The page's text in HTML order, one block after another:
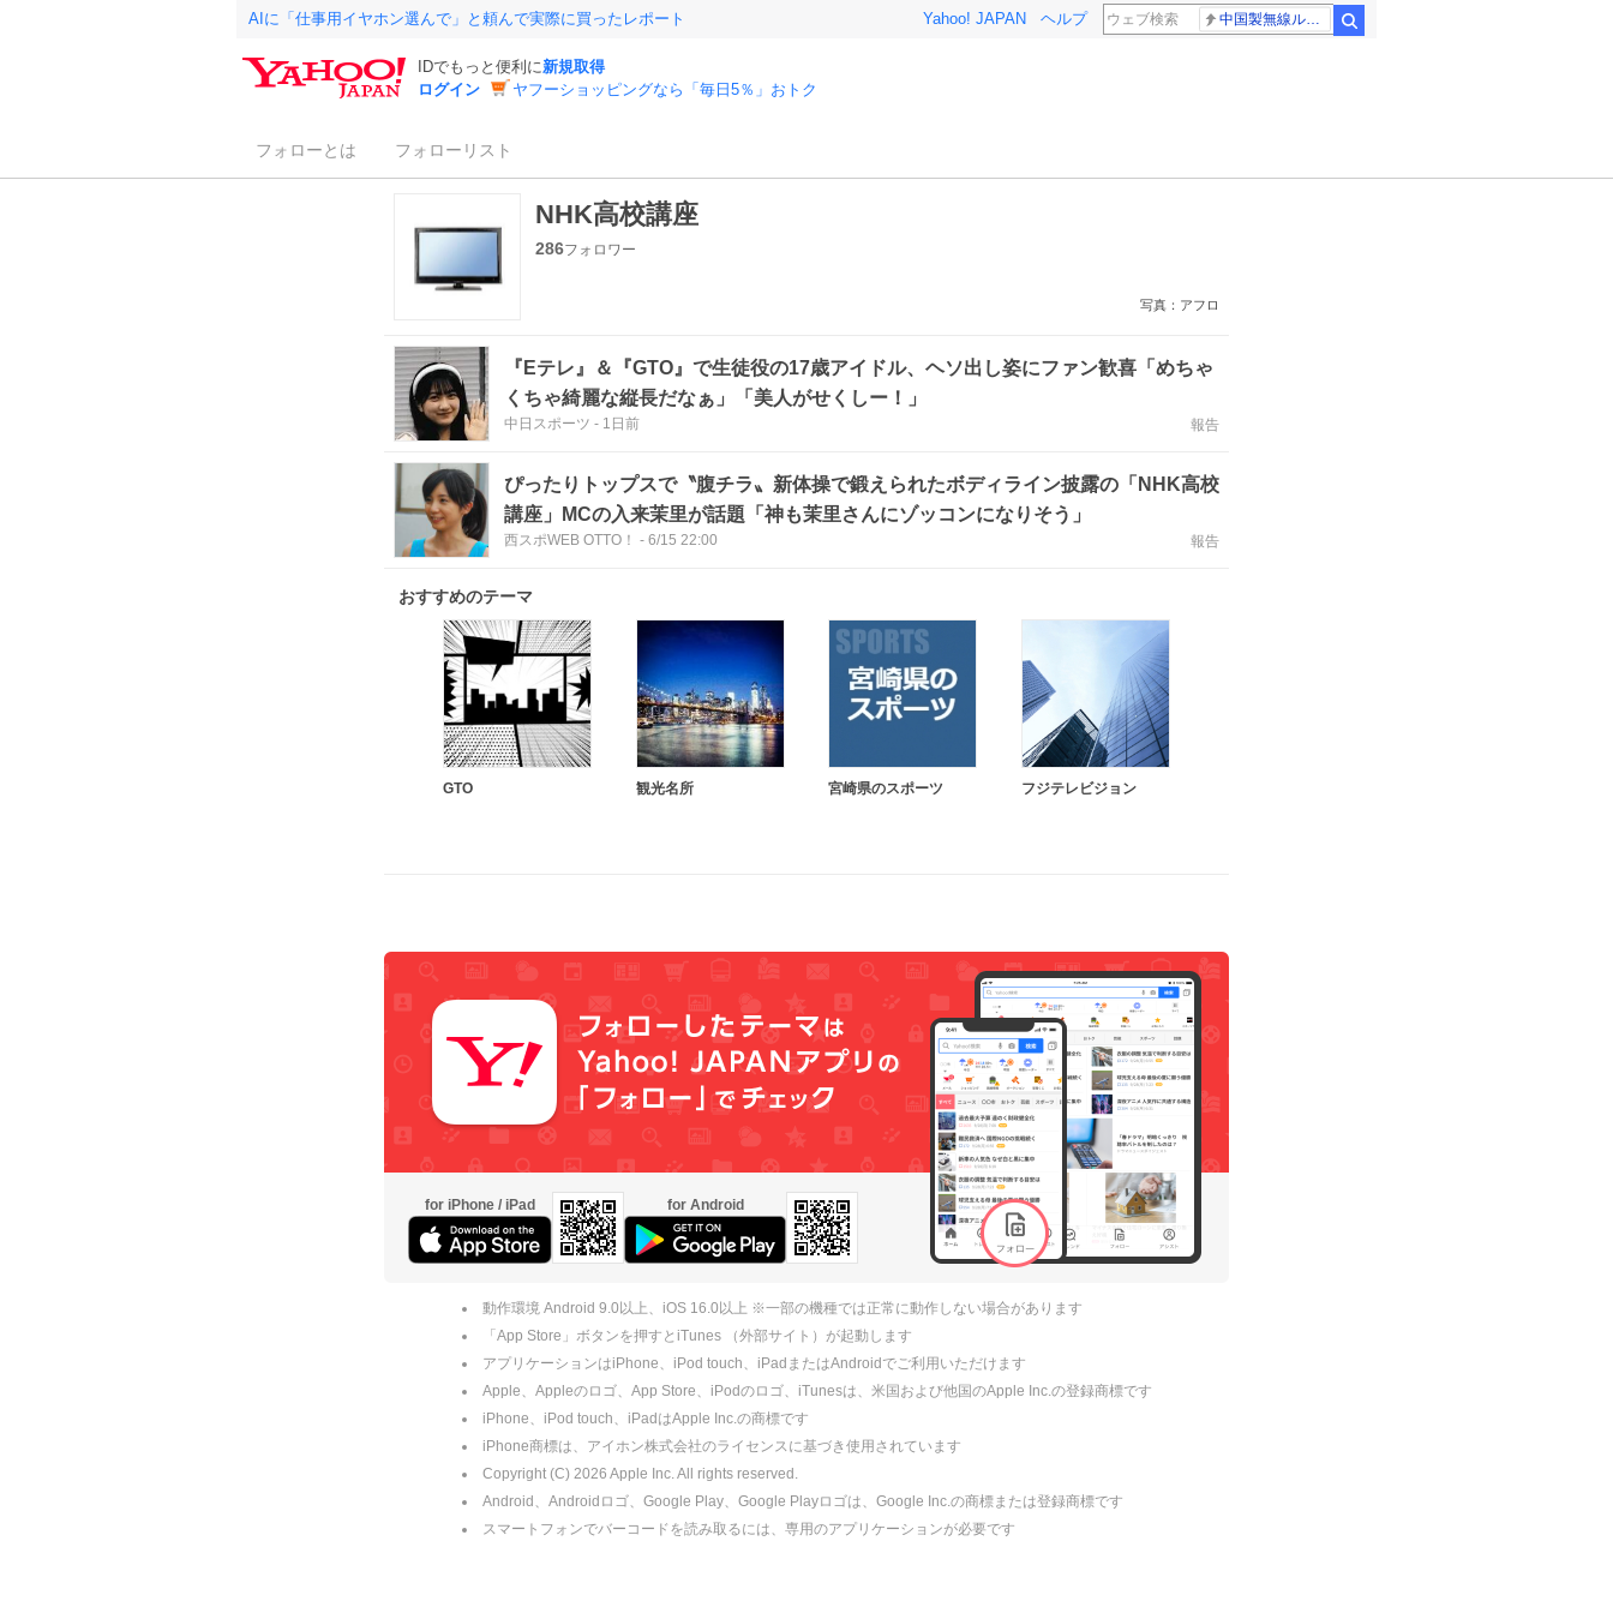
AIに「仕事用イヤホン選んで」と頼んで実際に買ったレポート Yahoo! JAPAN ヘルプ
IDでもっと便利に新規取得
ログイン
ヤフーショッピングなら「毎日5％」おトク
フォローとは フォローリスト
NHK高校講座
286フォロワー
写真：アフロ
『Eテレ』＆『GTO』で生徒役の17歳アイドル、ヘソ出し姿にファン歓喜「めちゃ
くちゃ綺麗な縦長だなぁ」「美人がせくしー！」
中日スポーツ - 1日前 報告
ぴったりトップスで〝腹チラ〟新体操で鍛えられたボディライン披露の「NHK高校
講座」MCの入来茉里が話題「神も茉里さんにゾッコンになりそう」
西スポWEB OTTO！ - 6/15 22:00 報告
おすすめのテーマ
GTO 観光名所 宮崎県のスポーツ フジテレビジョン
for iPhone / iPad for Android
動作環境 Android 9.0以上、iOS 16.0以上 ※一部の機種では正常に動作しない場合があります
「App Store」ボタンを押すとiTunes （外部サイト）が起動します
アプリケーションはiPhone、iPod touch、iPadまたはAndroidでご利用いただけます
Apple、Appleのロゴ、App Store、iPodのロゴ、iTunesは、米国および他国のApple Inc.の登録商標です
iPhone、iPod touch、iPadはApple Inc.の商標です
iPhone商標は、アイホン株式会社のライセンスに基づき使用されています
Copyright (C) 2026 Apple Inc. All rights reserved.
Android、Androidロゴ、Google Play、Google Playロゴは、Google Inc.の商標または登録商標です
スマートフォンでバーコードを読み取るには、専用のアプリケーションが必要です